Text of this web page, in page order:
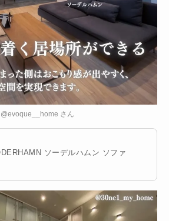
@evoque__home さん
ソーデルハムン ソファ